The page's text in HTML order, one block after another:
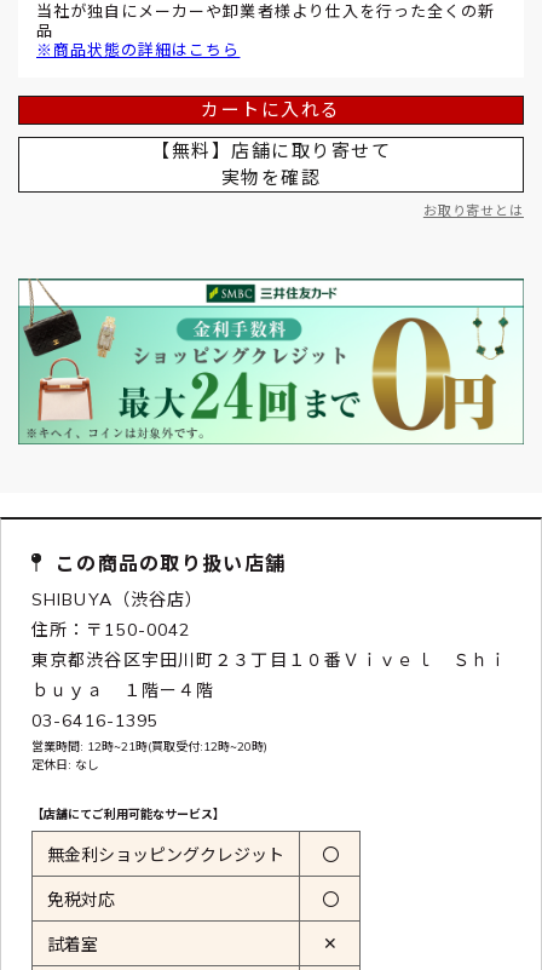
当社が独自にメーカーや卸業者様より仕入を行った全くの新
品
※商品状態の詳細はこちら
カートに入れる
【無料】店舗に取り寄せて
実物を確認
お取り寄せとは
この商品の取り扱い店舗
SHIBUYA（渋谷店）
住所：〒150-0042
東京都渋谷区宇田川町２３丁目１０番Ｖｉｖｅｌ Ｓｈｉ
ｂｕｙａ １階ー４階
03-6416-1395
営業時間: 12時~21時(買取受付:12時~20時)
定休日: なし
【店舗にてご利用可能なサービス】
無金利ショッピングクレジット 〇
免税対応 〇
試着室 ✕